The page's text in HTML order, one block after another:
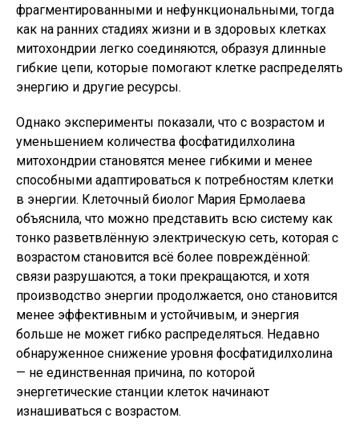
фрагментированными и нефункциональными, тогда
как на ранних стадиях жизни и в здоровых клетках
митохондрии легко соединяются, образуя длинные
гибкие цепи, которые помогают клетке распределять
энергию и другие ресурсы.
Однако эксперименты показали, что с возрастом и
уменьшением количества фосфатидилхолина
митохондрии становятся менее гибкими и менее
способными адаптироваться к потребностям клетки
в энергии. Клеточный биолог Мария Ермолаева
объяснила, что можно представить всю систему как
тонко разветвлённую электрическую сеть, которая с
возрастом становится всё более повреждённой:
связи разрушаются, а токи прекращаются, и хотя
производство энергии продолжается, оно становится
менее эффективным и устойчивым, и энергия
больше не может гибко распределяться. Недавно
обнаруженное снижение уровня фосфатидилхолина
— не единственная причина, по которой
энергетические станции клеток начинают
изнашиваться с возрастом.